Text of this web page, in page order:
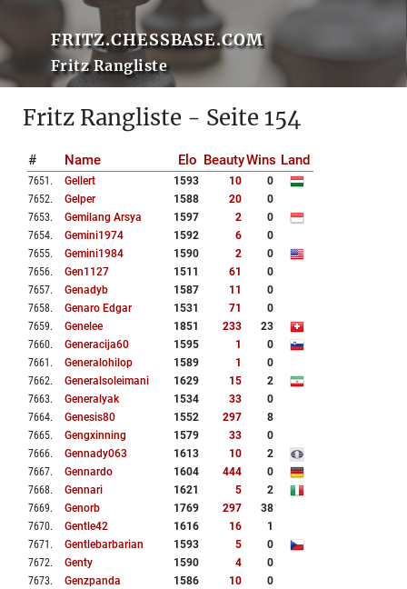
FRITZ.CHESSBASE.COM
Fritz Rangliste
Fritz Rangliste - Seite 154
# Name Elo BeautyWins Land
7651 . Gellert 1593 10
0
7652. Gelper 1588 20
0
7653. Gemilang Arsya 1597 2
0
7654. Gemini1974 1592 6
0
7655. Gemini1984 1590 2
0
7656. Gen1127 1511 61
0
7657. Genadyb 1587 11
0
7658. Genaro Edgar 1531 71
0
7659. Genelee 1851 233
23
7660. Generacija60 1595 1
0
7661 . Generalohilop 1589 1
0
7662. Generalsoleimani 1629 15
2
7663. Generalyak 1534 33
0
7664. Genesis80 1552 297
8
7665. Gengxinning 1579 33
0
7666. Gennady063 1613 10
2
7667. Gennardo 1604 444
0
7668. Gennari 1621 5
2
7669. Genorb 1769 297
38
7670. Gentle42 1616 16
1
7671 . Gentlebarbarian 1593 5
0
7672. Genty 1590 4
0
7673. Genzpanda 1586 10
0